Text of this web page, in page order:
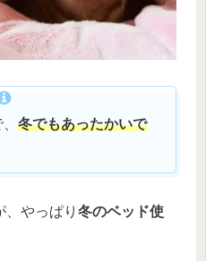
冬でもあったかいで
、やっぱり 冬のベッド使